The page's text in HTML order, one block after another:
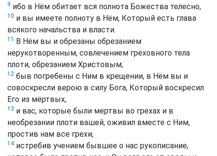
9 ибо в Нём обитает вся полнота Божества телесно,
10 и вы имеете полноту в Нём, Который есть глава
всякого начальства и власти.
11 В Нём вы и обрезаны обрезанием
нерукотворенным, совлечением греховного тела
плоти, обрезанием Христовым;
12 быв погребены с Ним в крещении, в Нём вы и
совоскресли верою в силу Бога, Который воскресил
Его из мёртвых,
13 и вас, которые были мертвы во грехах и в
необрезании плоти вашей, оживил вместе с Ним,
простив нам все грехи,
14истребив учением бывшее о нас рукописание,